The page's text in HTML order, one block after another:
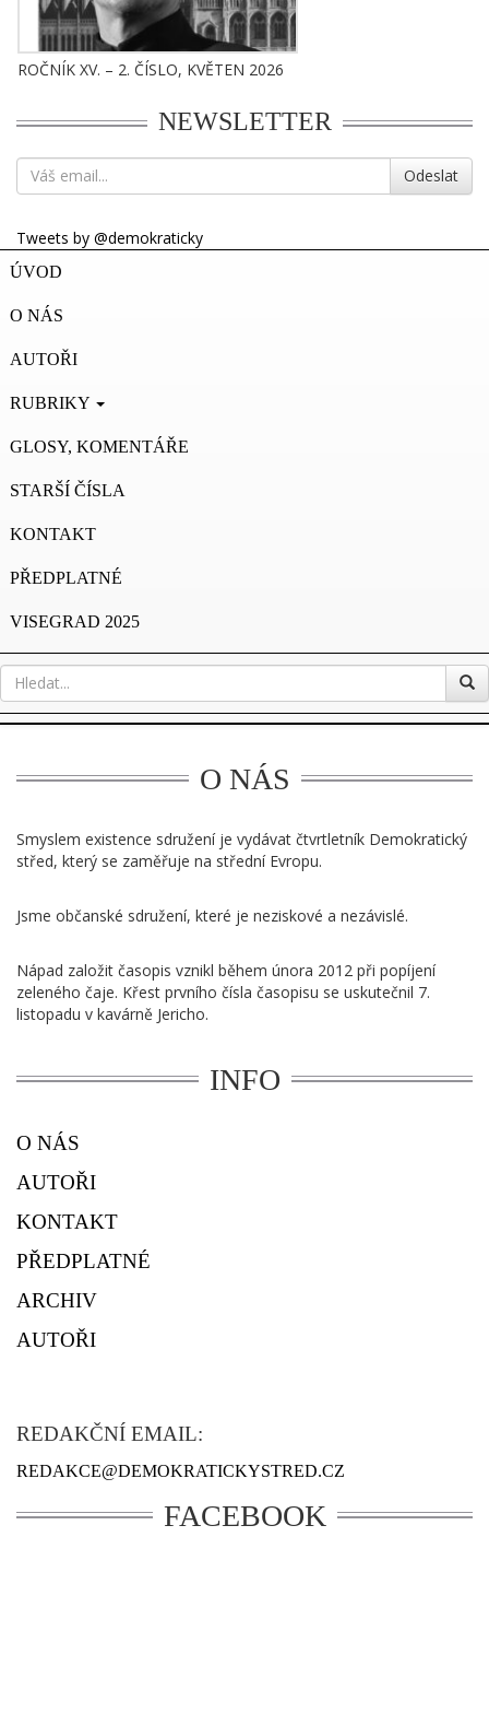
ROČNÍK XV. – 2. ČÍSLO, KVĚTEN 2026
NEWSLETTER
Odeslat
Tweets by @demokraticky
ÚVOD
O NÁS
AUTOŘI
RUBRIKY
GLOSY, KOMENTÁŘE
STARŠÍ ČÍSLA
KONTAKT
PŘEDPLATNÉ
VISEGRAD 2025
O NÁS
Smyslem existence sdružení je vydávat čtvrtletník Demokratický
střed, který se zaměřuje na střední Evropu.
Jsme občanské sdružení, které je neziskové a nezávislé.
Nápad založit časopis vznikl během února 2012 při popíjení
zeleného čaje. Křest prvního čísla časopisu se uskutečnil 7.
listopadu v kavárně Jericho.
INFO
O NÁS
AUTOŘI
KONTAKT
PŘEDPLATNÉ
ARCHIV
AUTOŘI
REDAKČNÍ EMAIL:
REDAKCE@DEMOKRATICKYSTRED.CZ
FACEBOOK